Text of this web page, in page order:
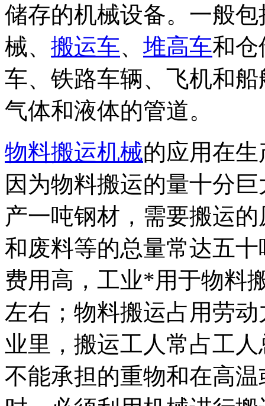
储存的机械设备。一般
械、 搬运车、 堆高车和仓
车、铁路车辆、飞机和
气体和液体的管道。
物料搬运机械的应用在
因为物料搬运的量十分
产一吨钢材，需要搬运
和废料等的总量常达五
费用高，工业*用于物料
左右；物料搬运占用劳
业里，搬运工人常占工
不能承担的重物和在高